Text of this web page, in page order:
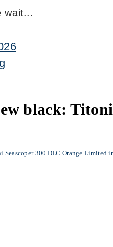
wait...
black:
Seascoper 300 DLC Orange Limited